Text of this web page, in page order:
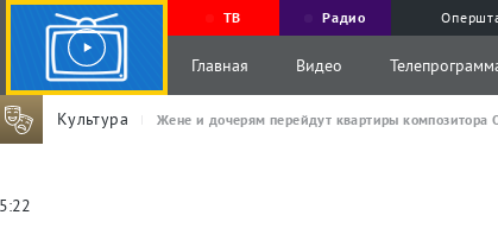
ТВ Радио
Главная Видео
Культура Жене и дочерям перейдут квартиры